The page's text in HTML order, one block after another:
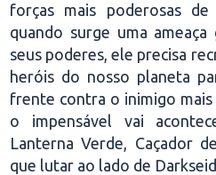
forças mais poderosas
quando surge uma
seus poderes, ele precisa
heróis do nosso planeta
frente contra o inimigo
o impensável vai
Lanterna Verde, Caçador
que lutar ao lado de